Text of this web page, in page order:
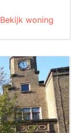
Bekijk woning